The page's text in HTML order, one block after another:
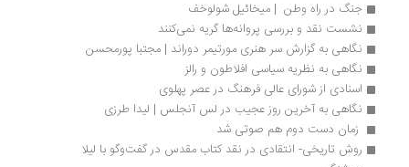
جنگ در راه وطن  | میخائیل شولوخف
نشست نقد و بررسی پروانه‌ها گریه نمی‌کنند
نگاهی به گزارش سر هنری مورتیمر دوراند | مجتبا پورمحسن
نگاهی به نظریه سیاسی افلاطون و رالز
اسنادی از شورای عالی فرهنگ در عصر پهلوی
نگاهی به آخرین روز عجیب در لس آنجلس | لیدا طرزی
زمان دست دوم هم صوتی شد
روش تاریخی- انتقادی در نقد کتاب مقدس در گفت‌وگو با لیلا